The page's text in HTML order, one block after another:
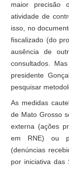
maior precisão
atividade de
isso, no
fiscalizado (do
ausência de
consultados.
presidente
pesquisar
As medidas
de Mato Grosso
externa (ações
em RNE) ou
(denúncias
por iniciativa das